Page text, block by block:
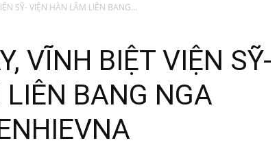
Tự
SỸ- VIỆN HÀN LÂM LIÊN BANG...
VĨNH BIỆT VIỆN SỸ-
BANG NGA